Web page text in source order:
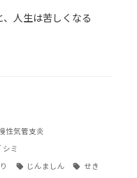
人生は苦しくなる
気管支炎
シミ
じんましん せき